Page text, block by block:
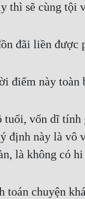
thì sẽ cùng tội
đãi liền được
điểm này toàn
tuổi, vốn dĩ
định này là vô
là không có
toán chuyện